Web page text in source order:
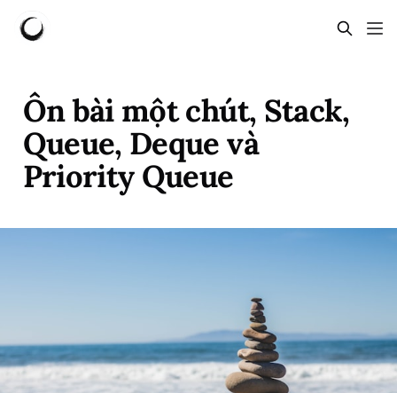
Ôn bài một chút, Stack,
Queue, Deque và
Priority Queue